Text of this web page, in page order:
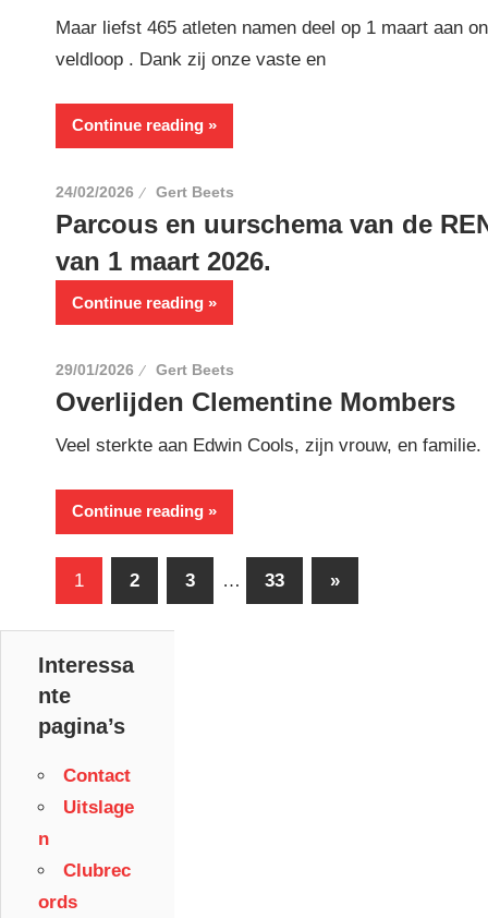
Maar liefst 465 atleten namen deel op 1 maart aan
veldloop . Dank zij onze vaste en
Continue reading
24/02/2026 Gert Beets
Parcous en uurschema van de
van 1 maart 2026.
Continue reading
29/01/2026 Gert Beets
Overlijden Clementine Mombers
Veel sterkte aan Edwin Cools, zijn vrouw, en familie.
Continue reading
Berichtnavigatie
1 2 3 … 33
Next
Posts
»
Interessa
nte
pagina’s
Contact
Uitslage
n
Clubrec
ords